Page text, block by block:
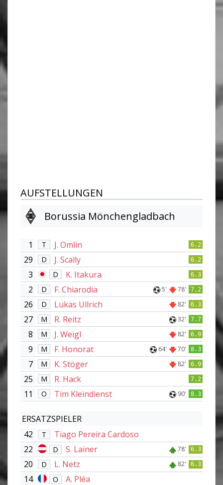
AUFSTELLUNGEN
Borussia Mönchengladbach
1 T J. Omlin 6.2
29 D J. Scally 6.2
3 D K. Itakura 6.3
2 D F. Chiarodia 5' 78' 7.2
26 D Lukas Ullrich 82' 6.3
27 M R. Reitz 32' 7.7
8 M J. Weigl 82' 6.9
9 M F. Honorat 64' 70' 8.3
7 M K. Stöger 82' 6.9
25 M R. Hack 7.2
11 O Tim Kleindienst 90' 8.3
ERSATZSPIELER
42
T
Tiago Pereira Cardoso
22
D S. Lainer 78' 6.3
20 D L. Netz 82' 6.3
14 O A. Pléa